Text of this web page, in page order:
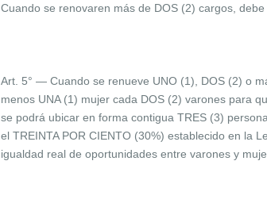
Cuando se renovaren más de DOS (2) cargos,
Art. 5° — Cuando se renueve UNO (1), DOS (2) o
menos UNA (1) mujer cada DOS (2) varones para
se podrá ubicar en forma contigua TRES (3)
el TREINTA POR CIENTO (30%) establecido en la
igualdad real de oportunidades entre varones y